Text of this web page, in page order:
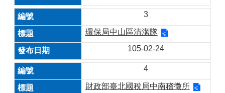
3
環保局中山區清潔隊
105-02-24
4
財政部臺北國稅局中南稽徵所